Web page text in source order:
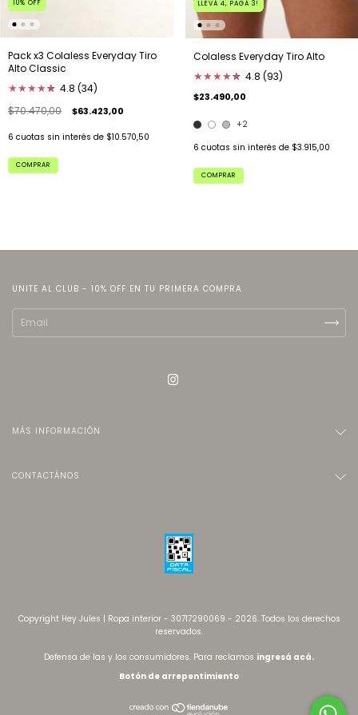
10% OFF
Pack x3 Colaless Everyday Tiro
Alto Classic
★★★★★
★ 4.8 (34)
$70.470,00
$63.423,00
6 cuotas sin interés de $10.570,50
COMPRAR
LLEVÁ 4, PAGÁ 3!
Colaless Everyday Tiro Alto
★★★★★
★ 4.8 (93)
$23.490,00
+2
6 cuotas sin interés de $3.915,00
COMPRAR
UNITE AL CLUB - 10% OFF EN TU PRIMERA COMPRA
MÁS INFORMACIÓN
CONTACTÁNOS
Copyright Hey Jules | Ropa interior - 30717290069 - 2026. Todos los derechos
reservados.
Defensa de las y los consumidores. Para reclamos ingresá acá.
Botón de arrepentimiento